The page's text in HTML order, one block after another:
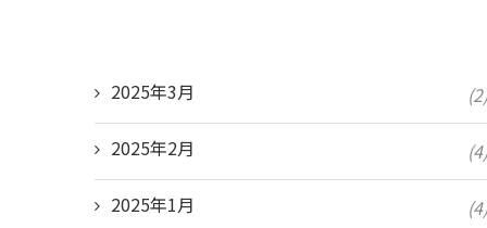
2025年3月 (2)
2025年2月 (4)
2025年1月 (4)